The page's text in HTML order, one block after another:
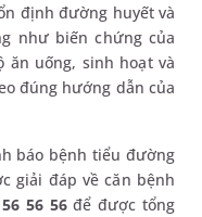
định đường huyết và
như biến chứng của
ăn uống, sinh hoạt và
đúng hướng dẫn của
báo bệnh tiểu đường
giải đáp về căn bệnh
56 56 56để được tổng